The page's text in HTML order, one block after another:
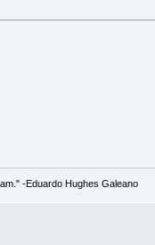
-Eduardo Hughes Galeano